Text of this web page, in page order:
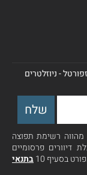
- ניוזלטרים
רשימת תפוצה
דיוורים פרסומיים
בסעיף 10
בתנאי